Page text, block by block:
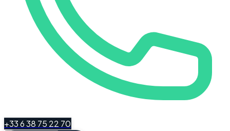
+33 6 38 75 22 70